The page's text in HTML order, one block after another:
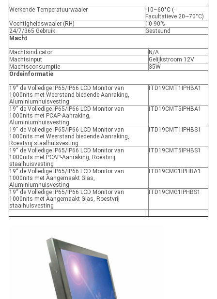
Werkende Temperatuurwaaier
-10~60°C (-
Facultatieve 20~70°C)
Vochtigheidswaaier (RH)
10-90%
24/7/365 Gebruik
Gesteund
Macht
Machtsindicator
N/A
Machtsinput
Gelijkstroom 12V
Machtsconsumptie
35W
Ordeinformatie
19“ de Volledige IP65/IP66 LCD Monitor van
1000nits met Weerstand biedende Aanraking,
Aluminiumhuisvesting
ITD19CMT1IPHBA1
19“ de Volledige IP65/IP66 LCD Monitor van
1000nits met PCAP-Aanraking,
Aluminiumhuisvesting
ITD19CMT5IPHBA1
19“ de Volledige IP65/IP66 LCD Monitor van
1000nits met Weerstand biedende Aanraking,
Roestvrij staalhuisvesting
ITD19CMT1IPHBS1
19“ de Volledige IP65/IP66 LCD Monitor van
1000nits met PCAP-Aanraking, Roestvrij
staalhuisvesting
ITD19CMT5IPHBS1
19“ de Volledige IP65/IP66 LCD Monitor van
1000nits met Aangemaakt Glas,
Aluminiumhuisvesting
ITD19CMG1IPHBA1
19“ de Volledige IP65/IP66 LCD Monitor van
1000nits met Aangemaakt Glas, Roestvrij
staalhuisvesting
ITD19CMG1IPHBS1